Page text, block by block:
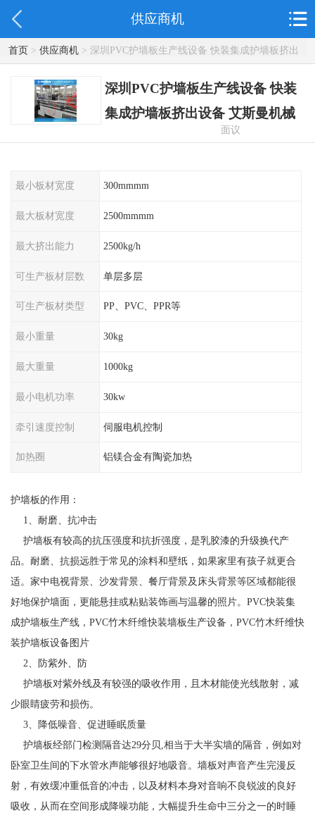
供应商机
首页> 供应商机> 深圳PVC护墙板生产线设备 快装集成护墙板挤出
设备 艾斯曼机械
深圳PVC护墙板生产线设备 快装
集成护墙板挤出设备 艾斯曼机械
面议
最小板材宽度 300mmmm
最大板材宽度 2500mmmm
最大挤出能力 2500kg/h
可生产板材层数 单层多层
可生产板材类型 PP、PVC、PPR等
最小重量 30kg
最大重量 1000kg
最小电机功率 30kw
牵引速度控制 伺服电机控制
加热圈 铝镁合金有陶瓷加热
护墙板的作用：
1、耐磨、抗冲击
护墙板有较高的抗压强度和抗折强度，是乳胶漆的升级换代产
品。耐磨、抗损远胜于常见的涂料和壁纸，如果家里有孩子就更合
适。家中电视背景、沙发背景、餐厅背景及床头背景等区域都能很
好地保护墙面，更能悬挂或粘贴装饰画与温馨的照片。PVC快装集
成护墙板生产线，PVC竹木纤维快装墙板生产设备，PVC竹木纤维快
装护墙板设备图片
2、防紫外、防
护墙板对紫外线及有较强的吸收作用，且木材能使光线散射，减
少眼睛疲劳和损伤。
3、降低噪音、促进睡眠质量
护墙板经部门检测隔音达29分贝,相当于大半实墙的隔音，例如对
卧室卫生间的下水管水声能够很好地吸音。墙板对声音产生完漫反
射，有效缓冲重低音的冲击，以及材料本身对音响不良锐波的良好
吸收，从而在空间形成降噪功能，大幅提升生命中三分之一的时睡